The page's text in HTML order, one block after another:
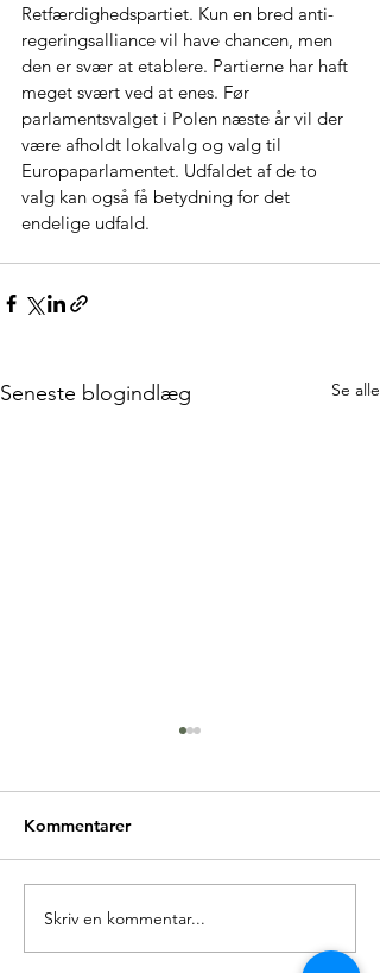
Retfærdighedspartiet. Kun en bred anti-
regeringsalliance vil have chancen, men
den er svær at etablere. Partierne har haft
meget svært ved at enes. Før
parlamentsvalget i Polen næste år vil der
være afholdt lokalvalg og valg til
Europaparlamentet. Udfaldet af de to
valg kan også få betydning for det
endelige udfald.
Seneste blogindlæg Se alle
Glædelig Grundlovsdag
Kommentarer
Skriv en kommentar...